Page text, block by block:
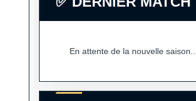
En attente de la nouvelle saison...